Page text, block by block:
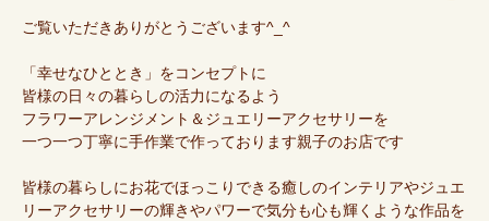
ご覧いただきありがとうございます^_^
「幸せなひととき」をコンセプトに
皆様の日々の暮らしの活力になるよう
フラワーアレンジメント＆ジュエリーアクセサリーを
一つ一つ丁寧に手作業で作っております親子のお店です
皆様の暮らしにお花でほっこりできる癒しのインテリアやジュエ
リーアクセサリーの輝きやパワーで気分も心も輝くような作品を